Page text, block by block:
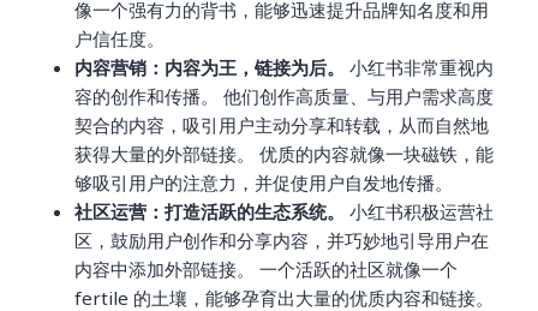
像一个强有力的背书，能够迅速提升品牌知名度和用
户信任度。
内容营销：内容为王，链接为后。
小红书非常重视内
容的创作和传播。 他们创作高质量、与用户需求高度
契合的内容，吸引用户主动分享和转载，从而自然地
获得大量的外部链接。 优质的内容就像一块磁铁，能
够吸引用户的注意力，并促使用户自发地传播。
社区运营：打造活跃的生态系统。
小红书积极运营社
区，鼓励用户创作和分享内容，并巧妙地引导用户在
内容中添加外部链接。 一个活跃的社区就像一个
fertile 的土壤，能够孕育出大量的优质内容和链接。